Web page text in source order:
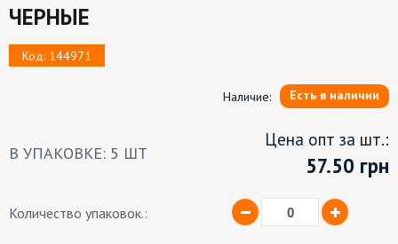
ЧЕРНЫЕ
Код: 144971
Наличие: Есть в наличии
В УПАКОВКЕ: 5 ШТ
Цена опт за шт.:
57.50 грн
Количество упаковок.: